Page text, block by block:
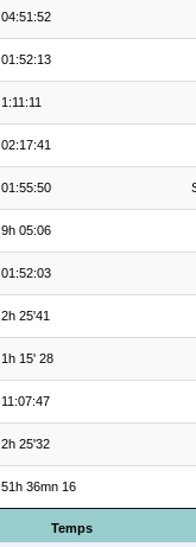
Temps
04:51:52
01:52:13
1:11:11
02:17:41
01:55:50
9h 05:06
01:52:03
2h 25'41
1h 15' 28
11:07:47
2h 25'32
51h 36mn 16